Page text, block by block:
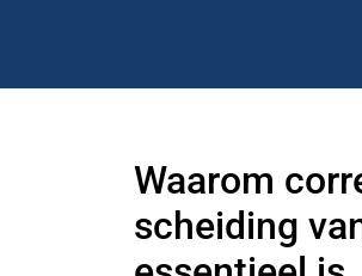
Waarom
scheiding